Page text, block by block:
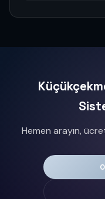
Hemen arayın,